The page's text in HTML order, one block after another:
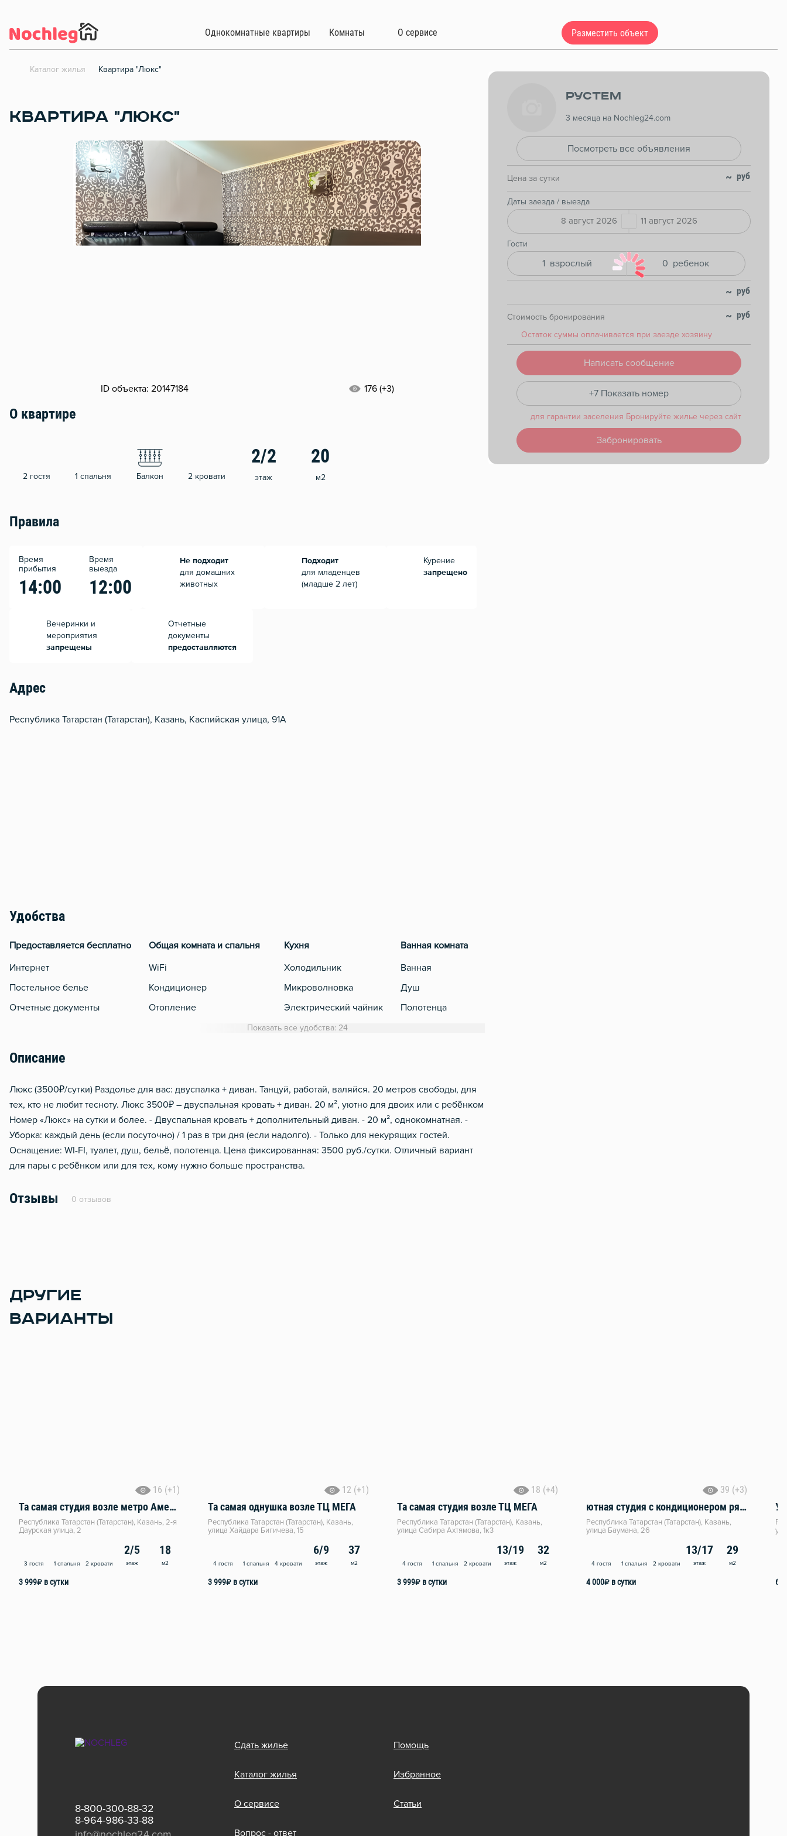
Однокомнатные квартиры Комнаты О сервисе Разместить объект
Каталог жилья Квартира "Люкс"
КВАРТИРА "ЛЮКС"
ID объекта: 20147184 176 (+3)
О квартире
2 гостя 1 спальня Балкон 2 кровати
2/2
этаж
20
м2
Правила
Время
прибытия
14:00
Время
выезда
12:00
Не подходит
для домашних
животных
Подходит
для младенцев
(младше 2 лет)
Курение
запрещено
Вечеринки и
мероприятия
запрещены
Отчетные
документы
предоставляются
Адрес
Республика Татарстан (Татарстан), Казань, Каспийская улица, 91А
Удобства
Предоставляется бесплатно
Интернет
Постельное белье
Отчетные документы
Общая комната и спальня
WiFi
Кондиционер
Отопление
Обогреватель
Мобильный интернет 3g/4g
Сейф
Кухня
Холодильник
Микроволновка
Электрический чайник
Посуда
Ванная комната
Ванная
Душ
Полотенца
Показать все удобства: 24
Описание
Люкс (3500₽/сутки) Раздолье для вас: двуспалка + диван. Танцуй, работай, валяйся. 20 метров свободы, для
тех, кто не любит тесноту. Люкс 3500₽ – двуспальная кровать + диван. 20 м², уютно для двоих или с ребёнком
Номер «Люкс» на сутки и более. - Двуспальная кровать + дополнительный диван. - 20 м², однокомнатная. -
Уборка: каждый день (если посуточно) / 1 раз в три дня (если надолго). - Только для некурящих гостей.
Оснащение: WI-FI, туалет, душ, бельё, полотенца. Цена фиксированная: 3500 руб./сутки. Отличный вариант
для пары с ребёнком или для тех, кому нужно больше пространства.
Отзывы 0 отзывов
Рустем
3 месяца на Nochleg24.com
Посмотреть все объявления
Цена за сутки ~
Даты заезда / выезда
8 август 2026 11 август 2026
Гости
1 взрослый 0 ребенок
~
Стоимость бронирования ~
Остаток суммы оплачивается при заезде хозяину
Написать сообщение
+7 Показать номер
для гарантии заселения Бронируйте жилье через сайт
Забронировать
ДРУГИЕ
ВАРИАНТЫ
16 (+1)
Та самая студия возле метро Аметьево
Республика Татарстан (Татарстан), Казань, 2-я
Даурская улица, 2
3 гостя 1 спальня 2 кровати
2/5
этаж
18
м2
3 999₽ в сутки
12 (+1)
Та самая однушка возле ТЦ МЕГА
Республика Татарстан (Татарстан), Казань,
улица Хайдара Бигичева, 15
4 гостя 1 спальня 4 кровати
6/9
этаж
37
м2
3 999₽ в сутки
18 (+4)
Та самая студия возле ТЦ МЕГА
Республика Татарстан (Татарстан), Казань,
улица Сабира Ахтямова, 1к3
4 гостя 1 спальня 2 кровати
13/19
этаж
32
м2
3 999₽ в сутки
39 (+3)
ютная студия с кондиционером рядом с метро Козья Слобода
Республика Татарстан (Татарстан), Казань,
улица Баумана, 26
4 гостя 1 спальня 2 кровати
13/17
этаж
29
м2
4 000₽ в сутки 6
8-800-300-88-32
8-964-986-33-88
Сдать жилье
Каталог жилья
О сервисе
Вопрос - ответ
Помощь
Избранное
Статьи